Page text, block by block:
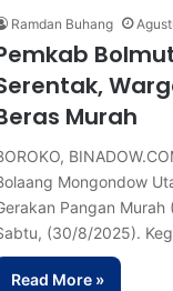
Ramdan Buhang
Murah
Mongondow
Pangan Murah
(30/8/2025).
Read More »